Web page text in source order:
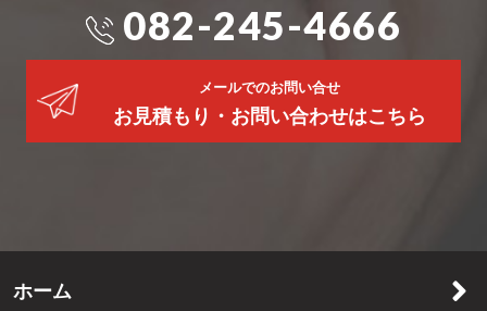
082-245-4666
メールでのお問い合せ
お見積もり・お問い合わせはこちら
ホーム